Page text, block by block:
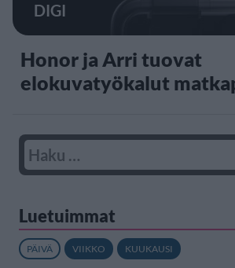
DIGI
Honor ja Arri tuovat
elokuvatyökalut
Luetuimmat
PÄIVÄ VIIKKO KUUKAUSI